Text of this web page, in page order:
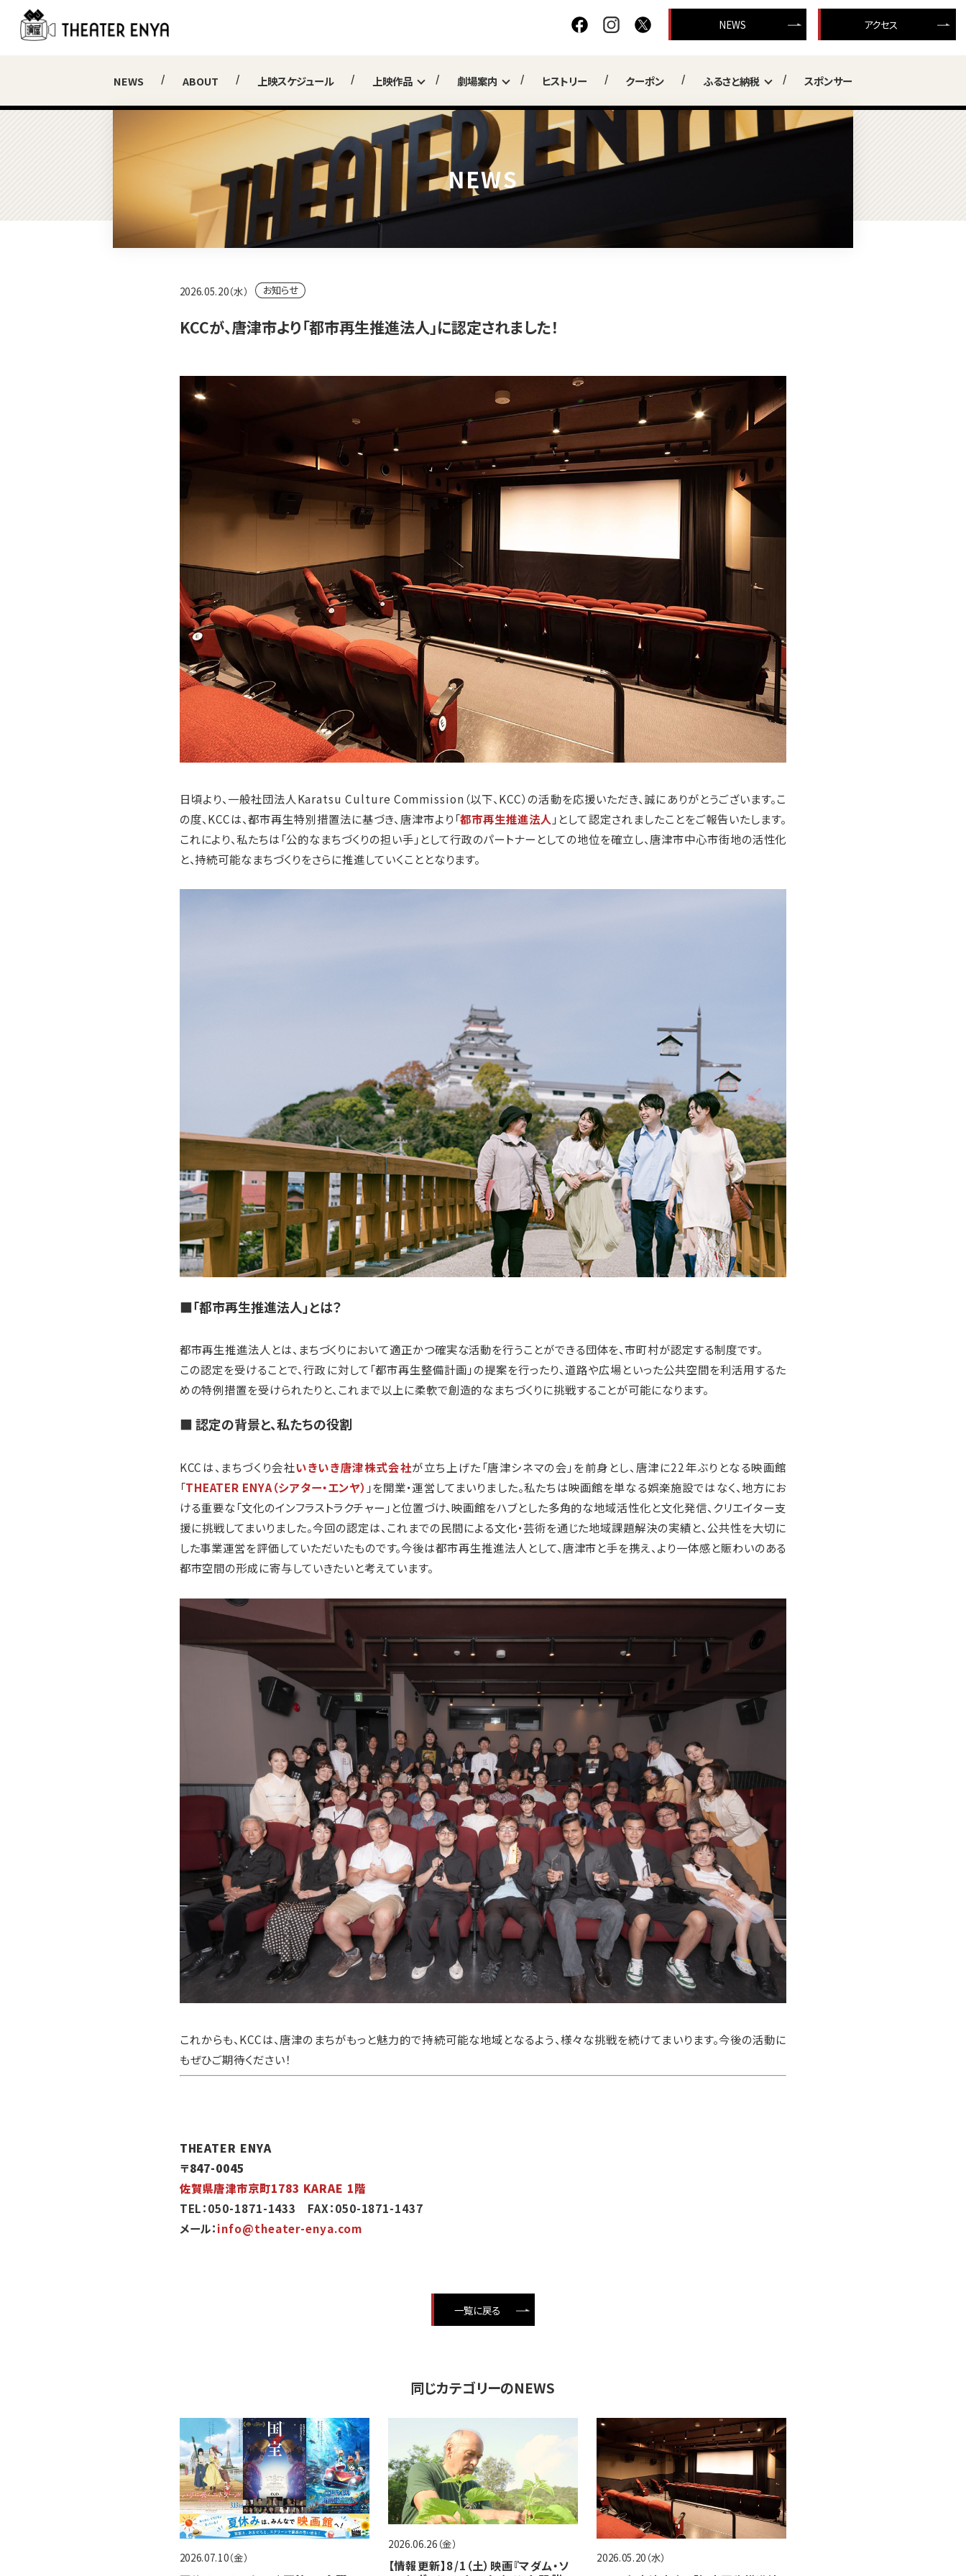
NEWS アクセス
NEWS ABOUT 上映スケジュール 上映作品 劇場案内 ヒストリー クーポン ふるさと納税 スポンサー
NEWS
2026.05.20（水） お知らせ
KCCが、唐津市より「都市再生推進法人」に認定されました！
日頃より、一般社団法人Karatsu Culture Commission（以下、KCC）の活動を応援いただき、誠にありがとうございます。こ
の度、KCCは、都市再生特別措置法に基づき、唐津市より 「都市再生推進法人 」 として認定されましたことをご報告いたします。
これにより、私たちは「公的なまちづくりの担い手」として行政のパートナーとしての地位を確立し、唐津市中心市街地の活性化
と、持続可能なまちづくりをさらに推進していくこととなります。
■「都市再生推進法人」とは？
都市再生推進法人とは、まちづくりにおいて適正かつ確実な活動を行うことができる団体を、市町村が認定する制度です。
この認定を受けることで、行政に対して「都市再生整備計画」の提案を行ったり、道路や広場といった公共空間を利活用するた
めの特例措置を受けられたりと、これまで以上に柔軟で創造的なまちづくりに挑戦することが可能になります。
■ 認定の背景と、私たちの役割
KCCは、まちづくり会社いきいき唐津株式会社が立ち上げた「唐津シネマの会」を前身とし、唐津に22年ぶりとなる映画館
「THEATER ENYA（シアター・エンヤ） 」を開業・運営してまいりました。私たちは映画館を単なる娯楽施設ではなく、地方にお
ける重要な「文化のインフラストラクチャー」と位置づけ、映画館をハブとした多角的な地域活性化と文化発信、クリエイター支
援に挑戦してまいりました。今回の認定は、これまでの民間による文化・芸術を通じた地域課題解決の実績と、公共性を大切に
した事業運営を評価していただいたものです。今後は都市再生推進法人として、唐津市と手を携え、より一体感と賑わいのある
都市空間の形成に寄与していきたいと考えています。
これからも、KCCは、唐津のまちがもっと魅力的で持続可能な地域となるよう、様々な挑戦を続けてまいります。今後の活動に
もぜひご期待ください！
THEATER ENYA
〒847-0045
佐賀県唐津市京町1783 KARAE 1階
TEL：050-1871-1433 FAX：050-1871-1437
メール：info@theater-enya.com
一覧に戻る
同じカテゴリーのNEWS
2026.07.10（金）
2026.06.26（金）
【情報更新】8/1（土）映画『マダム・ソ
2026.05.20（水）